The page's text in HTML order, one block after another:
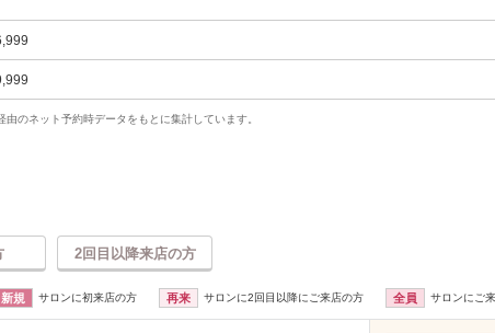
のネット予約時データをもとに集計しています。
2回目以降来店の方
新規 サロンに初来店の方 再来 サロンに2回目以降にご来店の方 全員 サロンにご